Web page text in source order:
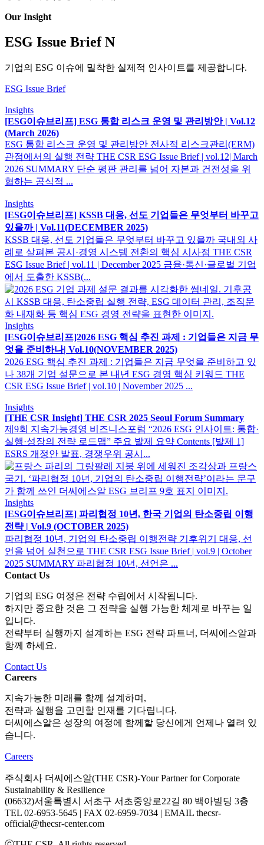
Our Insight
ESG Issue BriefN
기업의 ESG 이슈에 밀착한 실제적 인사이트를 제공합니다.
ESG Issue Brief
Insights
[ESG이슈브리프] ESG 통합 리스크 운영 및 관리방안 | Vol.12
(March 2026)
ESG 통합 리스크 운영 및 관리방안 전사적 리스크관리(ERM)
관점에서의 실행 전략 THE CSR ESG Issue Brief | vol.12| March
2026 SUMMARY 단순 평판 관리를 넘어 자본과 건전성을 위
협하는 공식적 ...
Insights
[ESG이슈브리프] KSSB 대응, 선도 기업들은 무엇부터 바꾸고
있을까​ ​| Vol.11(DECEMBER 2025)
KSSB 대응, 선도 기업들은 무엇부터 바꾸고 있을까 국내외 사
례로 살펴본 공시·경영 시스템 전환의 핵심 시사점 THE CSR
ESG Issue Brief | vol.11 | December 2025 금융·통신·글로벌 기업
에서 도출한 KSSB(...
Insights
[ESG이슈브리프]2026 ESG 핵심 추진 과제 : 기업들은 지금 무
엇을 준비하나​| Vol.10(NOVEMBER 2025)
2026 ESG 핵심 추진 과제 : 기업들은 지금 무엇을 준비하고 있
나 38개 기업 설문으로 본 내년 ESG 경영 핵심 키워드 THE
CSR ESG Issue Brief | vol.10 | November 2025 ...
Insights
[THE CSR Insight] THE CSR 2025 Seoul Forum Summary
제9회 지속가능경영 비즈니스포럼 “2026 ESG 인사이트: 통합·
실행·성장의 전략 로드맵” 주요 발제 요약 Contents [발제 1]
ESRS 개정안 발표, 경쟁우위 공시...
Insights
[ESG이슈브리프] 파리협정 10년, 한국 기업의 탄소중립 이행
전략​ | Vol.9 (OCTOBER 2025)
파리협정 10년, 기업의 탄소중립 이행전략 기후위기 대응, 선
언을 넘어 실천으로 THE CSR ESG Issue Brief | vol.9 | October
2025 SUMMARY 파리협정 10년, 선언은 ...
Contact Us
기업의 ESG 여정은 전략 수립에서 시작됩니다.
하지만 중요한 것은 그 전략을 실행 가능한 체계로 바꾸는 일
입니다.
전략부터 실행까지 설계하는 ESG 전략 파트너, 더씨에스알과
함께 하세요.
Contact Us
Careers
지속가능한 미래를 함께 설계하며,
전략과 실행을 고민할 인재를 기다립니다.
더씨에스알은 성장의 여정에 함께할 당신에게 언제나 열려 있
습니다.
Careers
주식회사 더씨에스알(THE CSR)-Your Partner for Corporate
Sustainability & Resilience
(06632)서울특별시 서초구 서초중앙로22길 80 백아빌딩 3층
TEL 02-6953-5645 | FAX 02-6959-7034 | EMAIL thecsr-
official@thecsr-center.com